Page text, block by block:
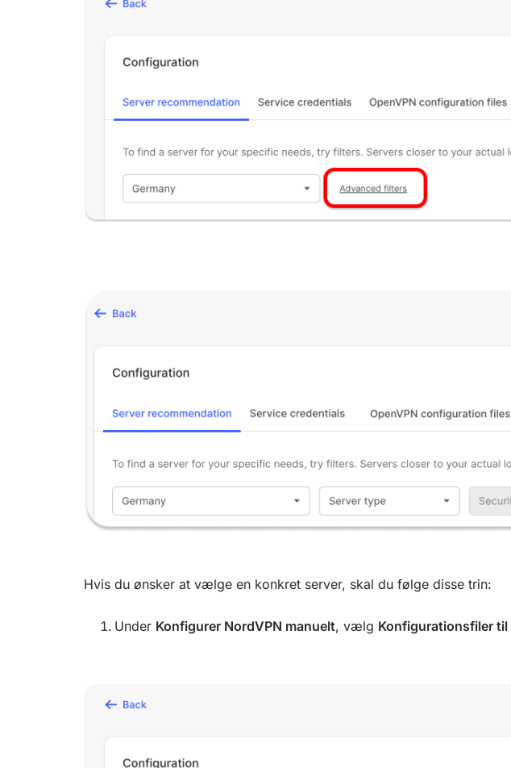
Hvis du ønsker at vælge en konkret server, skal du følge disse trin:
Under Konfigurer NordVPN manuelt, vælg Konfigurationsfiler til